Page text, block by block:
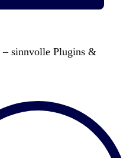
– sinnvolle Plugins &